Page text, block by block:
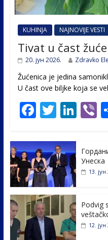
KUHINJA NAJNOVIJE VESTI
Tivat u čast
20. јун 2026. Zdravko
Žućenica je jedina
U čast ovе biljke koja se
F
e
b
o
o
k
T
itt
er
Li
e
dI
Унеска
13. јун
Podvig
12. јун